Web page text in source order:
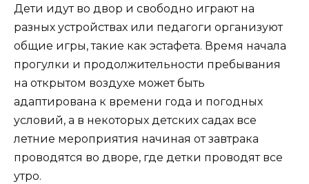
Дети идут во двор и свободно играют на
разных устройствах или педагоги организуют
общие игры, такие как эстафета. Время начала
прогулки и продолжительности пребывания
на открытом воздухе может быть
адаптирована к времени года и погодных
условий, а в некоторых детских садах все
летние мероприятия начиная от завтрака
проводятся во дворе, где детки проводят все
утро.